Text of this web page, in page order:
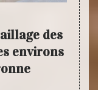
des
environs